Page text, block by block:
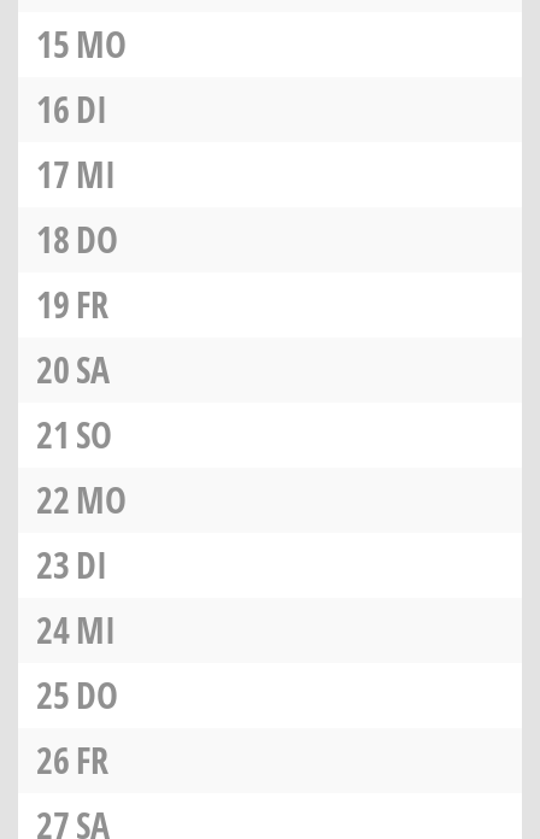
15MO
16DI
17MI
18DO
19FR
20SA
21 SO
22MO
23DI
24MI
25DO
26FR
27SA